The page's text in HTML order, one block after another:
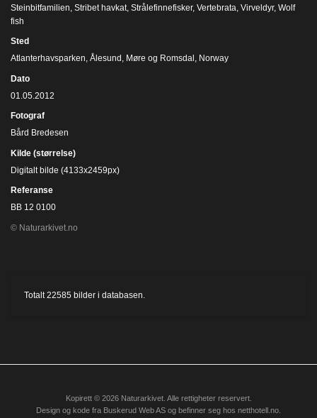
Steinbitfamilien Stribet havkat Strålefinnefisker, Vertebrata Virveldyr, Wolf
fish
Sted
Atlanterhavsparken, Ålesund, Møre og Romsdal, Norway
Dato
01.05.2012
Fotograf
Bård Bredesen
Kilde (størrelse)
Digitalt bilde (4133x2459px)
Referanse
BB 12 0100
© Naturarkivet.no
Totalt 22585 bilder i databasen.
Kopirett © 2026 Naturarkivet. Alle rettigheter reservert.
Design og kode fra Buskerud Web AS og befinner seg hos netthotell.no